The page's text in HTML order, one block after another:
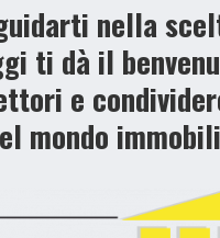
nella
ti dà il
e
mondo